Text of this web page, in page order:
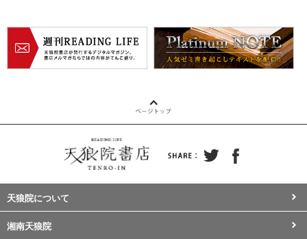
天狼院について
湘南天狼院